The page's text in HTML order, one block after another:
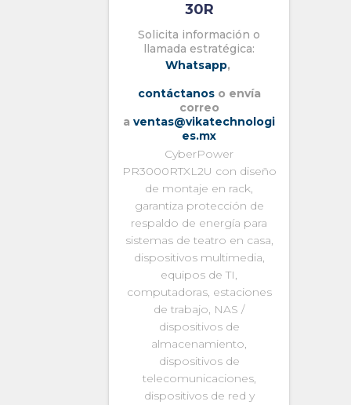
30R
Solicita información o
llamada estratégica:
Whatsapp,
contáctanos o envía
correo
a ventas@vikatechnologi
es.mx
CyberPower
PR3000RTXL2U con diseño
de montaje en rack,
garantiza protección de
respaldo de energía para
sistemas de teatro en casa,
dispositivos multimedia,
equipos de TI,
computadoras, estaciones
de trabajo, NAS /
dispositivos de
almacenamiento,
dispositivos de
telecomunicaciones,
dispositivos de red y